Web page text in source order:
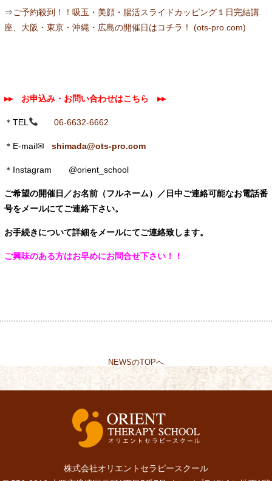
⇒ご予約殺到！！吸玉・美顔・腸活スライドカッピング１日完結講
座、大阪・東京・沖縄・広島の開催日はコチラ！ (ots-pro.com)
▸▸ お申込み・お問い合わせはこちら ▸▸
＊TEL 06-6632-6662
＊E-mail✉ shimada@ots-pro.com
＊Instagram @orient_school
ご希望の開催日／お名前（フルネーム）／日中ご連絡可能なお電話番
号をメールにてご連絡下さい。
お手続きについて詳細をメールにてご連絡致します。
ご興味のある方はお早めにお問合せ下さい！！
NEWSのTOPへ
株式会社オリエントセラピースクール